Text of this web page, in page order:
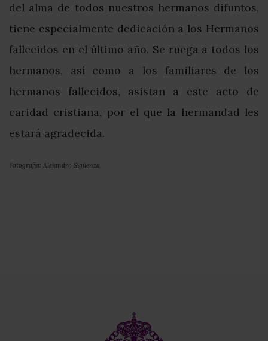
del alma de todos nuestros hermanos difuntos,
tiene especialmente dedicación a los Hermanos
fallecidos en el último año. Se ruega a todos los
hermanos, así como a los familiares de los
hermanos fallecidos, asistan a este acto de
caridad cristiana, por el que la hermandad les
estará agradecida.
Fotografía: Alejandro Sigüenza